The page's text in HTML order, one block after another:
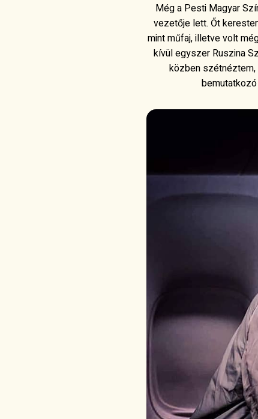
Még a Pesti Magyar
vezetője lett. Őt
mint műfaj, illetve volt
kívül egyszer Ruszina
közben szétnéztem,